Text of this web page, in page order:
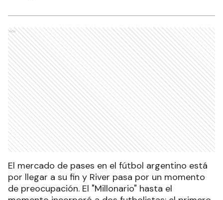
Ads
El mercado de pases en el fútbol argentino está
por llegar a su fin y River pasa por un momento
de preocupación. El "Millonario" hasta el